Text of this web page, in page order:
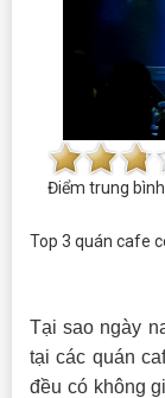
Điểm trung
Top 3 quán cafe
Tại sao ngày
tại các quán
đều có không